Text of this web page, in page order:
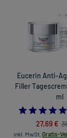
Eucerin Anti-
Filler
ml
27,69 €
inkl. MwSt. Gratis-